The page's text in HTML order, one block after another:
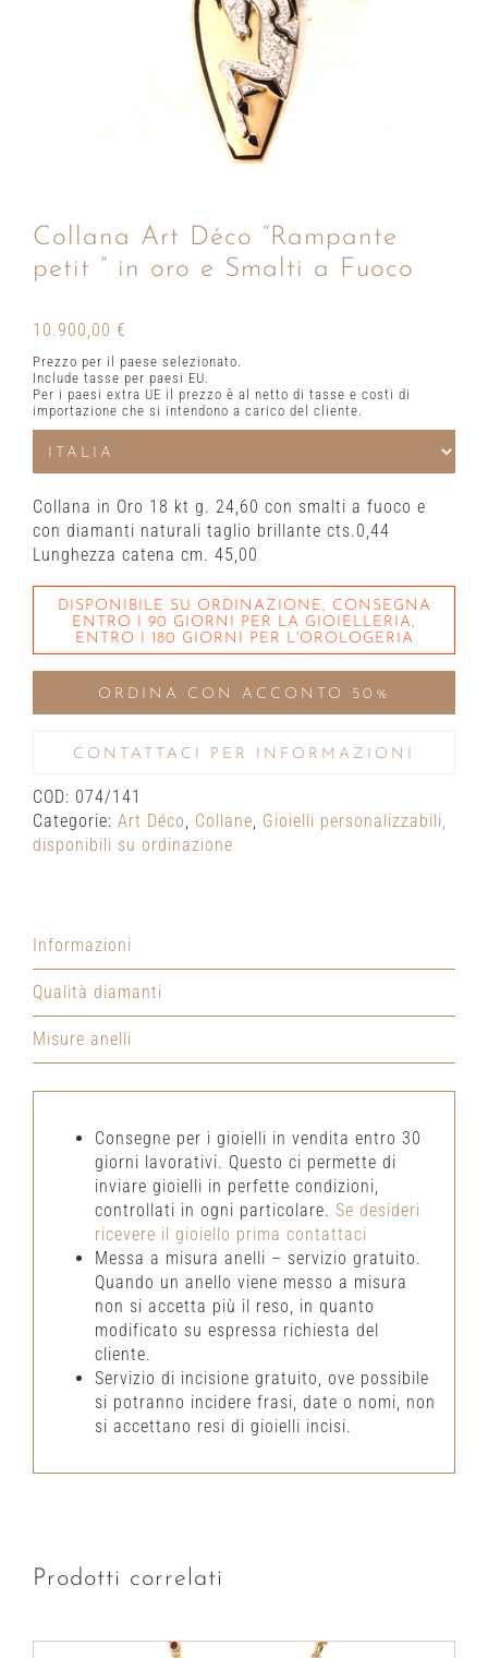
Collana Art Déco “Rampante
petit ” in oro e Smalti a Fuoco
10.900,00 €
Prezzo per il paese selezionato.
Include tasse per paesi EU.
Per i paesi extra UE il prezzo è al netto di tasse e costi di
importazione che si intendono a carico del cliente.
Collana in Oro 18 kt g. 24,60 con smalti a fuoco e
con diamanti naturali taglio brillante cts.0,44
Lunghezza catena cm. 45,00
DISPONIBILE SU ORDINAZIONE, CONSEGNA
ENTRO I 90 GIORNI PER LA GIOIELLERIA,
ENTRO I 180 GIORNI PER L'OROLOGERIA
ORDINA CON ACCONTO 50%
CONTATTACI PER INFORMAZIONI
COD: 074/141
Categorie: Art Déco, Collane, Gioielli personalizzabili,
disponibili su ordinazione
Informazioni
Qualità diamanti
Misure anelli
Consegne per i gioielli in vendita entro 30
giorni lavorativi. Questo ci permette di
inviare gioielli in perfette condizioni,
controllati in ogni particolare. Se desideri
ricevere il gioiello prima contattaci
Messa a misura anelli – servizio gratuito.
Quando un anello viene messo a misura
non si accetta più il reso, in quanto
modificato su espressa richiesta del
cliente.
Servizio di incisione gratuito, ove possibile
si potranno incidere frasi, date o nomi, non
si accettano resi di gioielli incisi.
Prodotti correlati